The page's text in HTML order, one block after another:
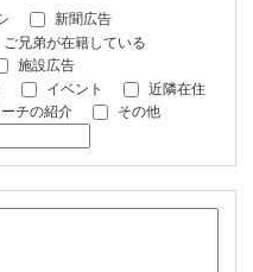
新聞広告
ご兄弟が在籍している
施設広告
イベント
近隣在住
チの紹介
その他